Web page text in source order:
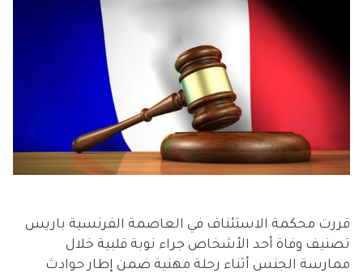
قررت محكمة الاستئناف في العاصمة الفرنسية باريس
تصنيف وفاة أحد الأشخاص جراء نوبة قلبية خلال
ممارسة الجنس أثناء رحلة مهنية ضمن إطار حوادث